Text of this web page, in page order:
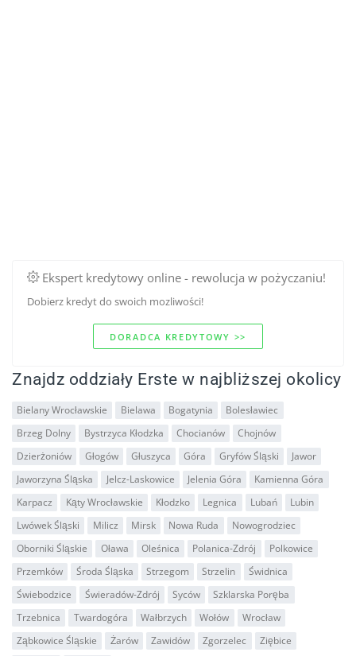
Ekspert kredytowy online - rewolucja w pożyczaniu!
Dobierz kredyt do swoich mozliwości!
DORADCA KREDYTOWY >>
Znajdz oddziały Erste w najbliższej okolicy
Bielany Wrocławskie Bielawa Bogatynia
Bolesławiec
Brzeg Dolny
Bystrzyca Kłodzka Chocianów
Chojnów
Dzierżoniów
Głogów Głuszyca Góra Gryfów Śląski
Jawor
Jaworzyna Śląska
Jelcz-Laskowice Jelenia Góra
Kamienna Góra
Karpacz
Kąty Wrocławskie Kłodzko Legnica Lubań
Lubin
Lwówek Śląski
Milicz Mirsk Nowa Ruda
Nowogrodziec
Oborniki Śląskie
Oława Oleśnica Polanica-Zdrój
Polkowice
Przemków
Środa Śląska Strzegom Strzelin
Świdnica
Świebodzice
Świeradów-Zdrój Syców
Szklarska Poręba
Trzebnica
Twardogóra Wałbrzych Wołów
Wrocław
Ząbkowice Śląskie
Żarów Zawidów Zgorzelec
Ziębice